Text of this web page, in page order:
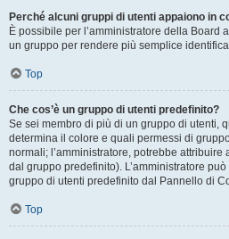
Perché alcuni gruppi di utenti appaiono in
È possibile per l’amministratore della Board
un gruppo per rendere più semplice
Top
Che cos’è un gruppo di utenti predefinito?
Se sei membro di più di un gruppo di utenti,
determina il colore e quali permessi di
normali; l’amministratore, potrebbe
dal gruppo predefinito). L’amministratore
gruppo di utenti predefinito dal Pannello di
Top